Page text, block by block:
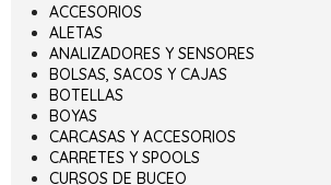
ACCESORIOS
ALETAS
ANALIZADORES Y SENSORES
BOLSAS, SACOS Y CAJAS
BOTELLAS
BOYAS
CARCASAS Y ACCESORIOS
CARRETES Y SPOOLS
CURSOS DE BUCEO